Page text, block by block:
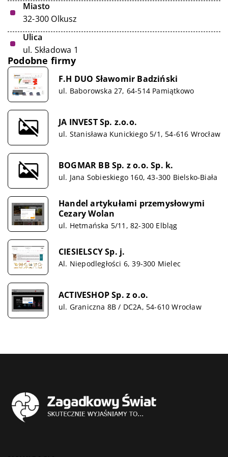
Miasto
32-300 Olkusz
Ulica
ul. Składowa 1
Podobne firmy
F.H DUO Sławomir Badziński
ul. Baborowska 27, 64-514 Pamiątkowo
JA INVEST Sp. z.o.o.
ul. Stanisława Kunickiego 5/1, 54-616 Wrocław
BOGMAR BB Sp. z o.o. Sp. k.
ul. Jana Sobieskiego 160, 43-300 Bielsko-Biała
Handel artykułami przemysłowymi
Cezary Wolan
ul. Hetmańska 5/11, 82-300 Elbląg
CIESIELSCY Sp. j.
Al. Niepodległości 6, 39-300 Mielec
ACTIVESHOP Sp. z o.o.
ul. Graniczna 8B / DC2A, 54-610 Wrocław